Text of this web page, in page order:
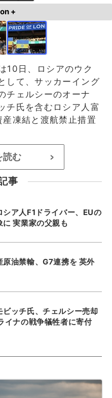
+
10日、ロシアのウク
して、サッカーイング
チェルシーのオーナ
チ氏を含むロシア人富
凍結と渡航禁止措置
読む >
事
シア人F1ドライバー、EUの
に 実業家の父親も
原油禁輸、G7連携を 英外
ビッチ氏、チェルシー売却
イナの戦争犠牲者に寄付